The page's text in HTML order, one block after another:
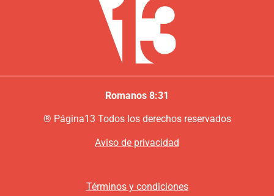
Romanos 8:31
® Página13 Todos los derechos reservados
Aviso de privacidad
Términos y condiciones